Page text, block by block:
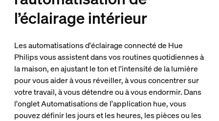
l’éclairage intérieur
Les automatisations d'éclairage connecté de Hue
Philips vous assistent dans vos routines quotidiennes à
la maison, en ajustant le ton et l'intensité de la lumière
pour vous aider à vous réveiller, à vous concentrer sur
votre travail, à vous détendre ou à vous endormir. Dans
l'onglet Automatisations de l'application hue, vous
pouvez définir les jours et les heures, les pièces ou les